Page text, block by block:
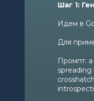
Шаг 1:
Идем в
Для
Промпт:
spreading